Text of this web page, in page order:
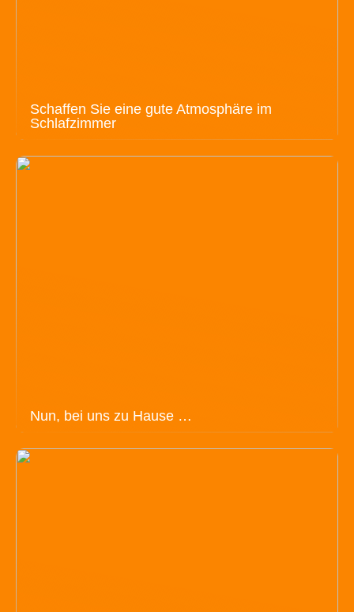
Schaffen Sie eine gute Atmosphäre im
Schlafzimmer
Nun, bei uns zu Hause …